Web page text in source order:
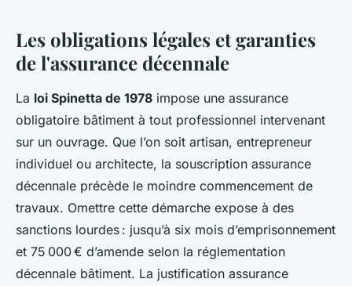
Les obligations légales et garanties
de l'assurance décennale
La loi Spinetta de 1978 impose une assurance
obligatoire bâtiment à tout professionnel intervenant
sur un ouvrage. Que l’on soit artisan, entrepreneur
individuel ou architecte, la souscription assurance
décennale précède le moindre commencement de
travaux. Omettre cette démarche expose à des
sanctions lourdes : jusqu’à six mois d’emprisonnement
et 75 000 € d’amende selon la réglementation
décennale bâtiment. La justification assurance